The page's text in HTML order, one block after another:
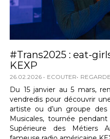
#Trans2025 : eat-
KEXP
26.02.2026 ECOUTER
Du 15 janvier au 5 mars,
vendredis pour découvrir
artiste ou d’un groupe des
Musicales, tournée
Supérieure des Métiers